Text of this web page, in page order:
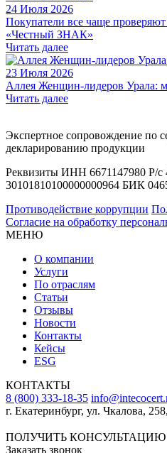
24 Июля 2026
Покупатели все чаще
«Честный ЗНАК»
Читать далее
23 Июля 2026
Аллея Женщин-лидеров Урала:
Читать далее
Экспертное сопровождение по
декларированию продукции
Реквизиты ИНН 6671147980 Р/с
30101810100000000964 БИК
Противодействие коррупции
Согласие на обработку
МЕНЮ
О компании
Услуги
По отраслям
Статьи
Отзывы
Новости
Контакты
Кейсы
ESG
КОНТАКТЫ
8 (800) 333-18-35
г. Екатеринбург, ул. Чкалова,
ПОЛУЧИТЬ КОНСУЛЬТАЦИЮ
Заказать звонок